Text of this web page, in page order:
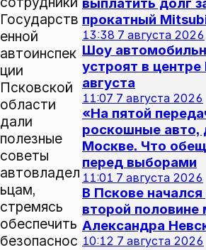
Государств
енной
автоинспек
ции
Псковской
области
дали
полезные
советы
автовладел
ьцам,
стремясь
обеспечить
безопаснос
выплатить долг
прокатный
13:38 7 августа 2026
Шоу
устроят в
августа
11:07 7 августа 2026
«На пятой
роскошные авто,
Москве. Что
перед выборами
11:01 7 августа 2026
В Пскове
второй половине
Александра
10:12 7 августа 2026